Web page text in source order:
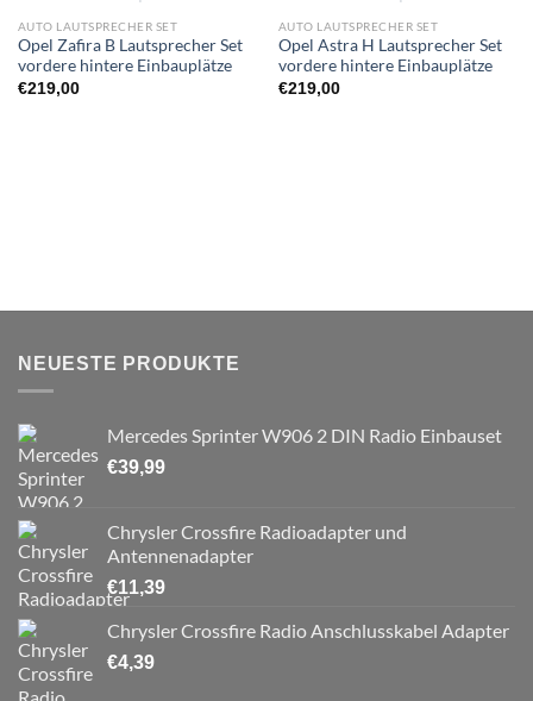
AUTO LAUTSPRECHER SET
Opel Zafira B Lautsprecher Set
vordere hintere Einbauplätze
€219,00
AUTO LAUTSPRECHER SET
Opel Astra H Lautsprecher Set
vordere hintere Einbauplätze
€219,00
NEUESTE PRODUKTE
Mercedes Sprinter W906 2 DIN Radio Einbauset
€39,99
Chrysler Crossfire Radioadapter und
Antennenadapter
€11,39
Chrysler Crossfire Radio Anschlusskabel Adapter
€4,39